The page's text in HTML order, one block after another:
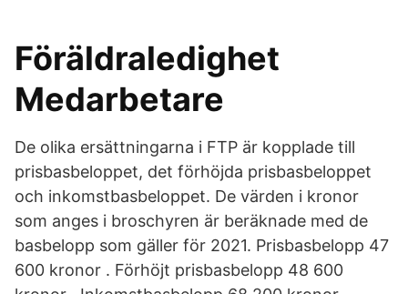
Föräldraledighet
Medarbetare
De olika ersättningarna i FTP är kopplade till
prisbasbeloppet, det förhöjda prisbasbeloppet
och inkomstbasbeloppet. De värden i kronor
som anges i broschyren är beräknade med de
basbelopp som gäller för 2021. Prisbasbelopp 47
600 kronor . Förhöjt prisbasbelopp 48 600